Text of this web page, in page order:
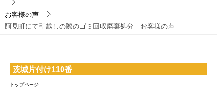
お客様の声
阿見町にて引越しの際のゴミ回収廃棄処分 お客様の声
茨城片付け110番
トップページ